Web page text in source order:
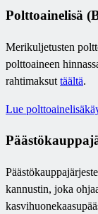
Polttoainelisä
Merikuljetusten
polttoaineen
rahtimaksut täältä.
Lue
kannustin, joka